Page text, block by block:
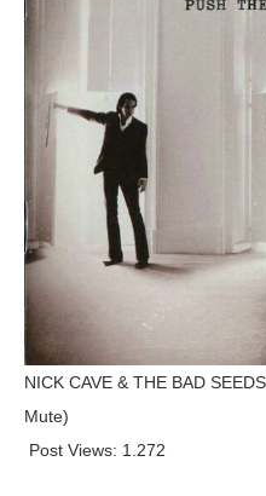
NICK CAVE & THE BAD
Mute)
Post Views: 1.272